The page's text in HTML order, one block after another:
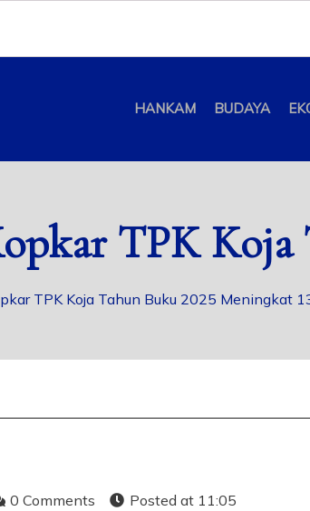
HANKAM BUDAYA
TPK Koja
TPK Koja Tahun Buku 2025 Meningkat
0 Comments Posted at 11:05